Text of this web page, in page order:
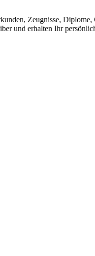
Zeugnisse,
und erhalten Ihr